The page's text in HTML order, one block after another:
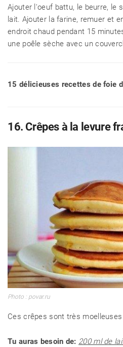
Ajouter l'oeuf battu, le beurre, le
lait. Ajouter la farine, remuer et
endroit chaud pendant 15
une poêle sèche avec un
15 délicieuses recettes de foie
16. Crêpes à la levure
Photo : povar.ru
Ces crêpes sont très
Tu auras besoin de: 200 ml de